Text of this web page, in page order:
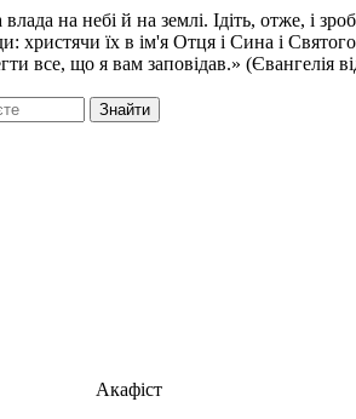
на небі й на землі. Ідіть, отже, і
христячи їх в ім'я Отця і Сина і
все, що я вам заповідав.» (Євангелія
Знайти
Акафіст